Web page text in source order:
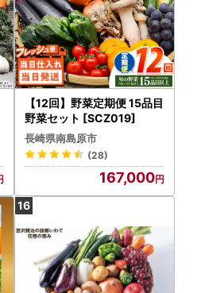
【12回】野菜定期便 15品目
野菜セット [SCZ019]
長崎県南島原市
(28)
167,000